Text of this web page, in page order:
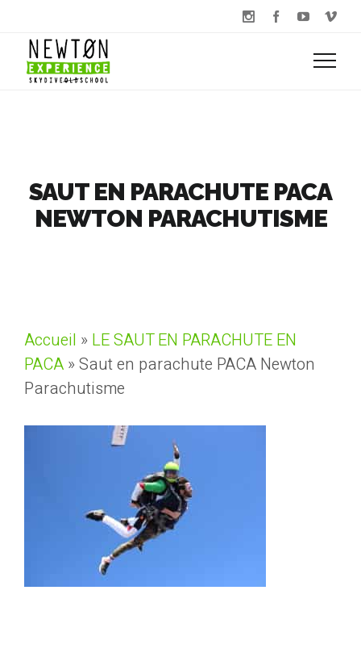
SAUT EN PARACHUTE PACA
NEWTON PARACHUTISME
Accueil » LE SAUT EN PARACHUTE EN
PACA » Saut en parachute PACA Newton
Parachutisme